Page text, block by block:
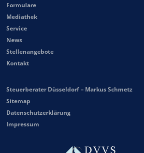
Formulare
Mediathek
Service
News
Stellenangebote
Kontakt
Steuerberater Düsseldorf – Markus Schmetz
Sitemap
Datenschutzerklärung
Impressum